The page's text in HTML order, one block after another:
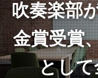
吹奏楽部
金賞受賞
とし